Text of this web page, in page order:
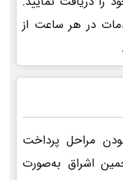
در هر ساعت از
مراحل پرداخت
اشراق به‌صورت